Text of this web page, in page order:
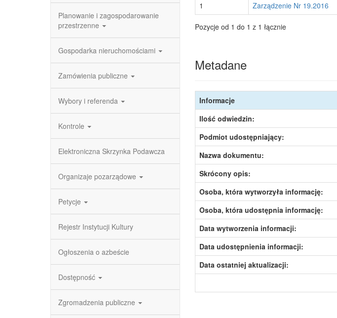
Planowanie i zagospodarowanie
przestrzenne
Gospodarka nieruchomościami
Zamówienia publiczne
Wybory i referenda
Kontrole
Elektroniczna Skrzynka Podawcza
Organizaje pozarządowe
Petycje
Rejestr Instytucji Kultury
Ogłoszenia o azbeście
Dostępność
Zgromadzenia publiczne
1
Zarządzenie Nr 19.2016
Pozycje od 1 do 1 z 1 łącznie
Metadane
Informacje
Ilość odwiedzin:
Podmiot udostępniający:
Nazwa dokumentu:
Skrócony opis:
Osoba, która wytworzyła informację:
Osoba, która udostępnia informację:
Data wytworzenia informacji:
Data udostępnienia informacji:
Data ostatniej aktualizacji: